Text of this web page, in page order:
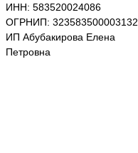
ИНН: 583520024086
ОГРНИП: 323583500003132
ИП Абубакирова Елена
Петровна